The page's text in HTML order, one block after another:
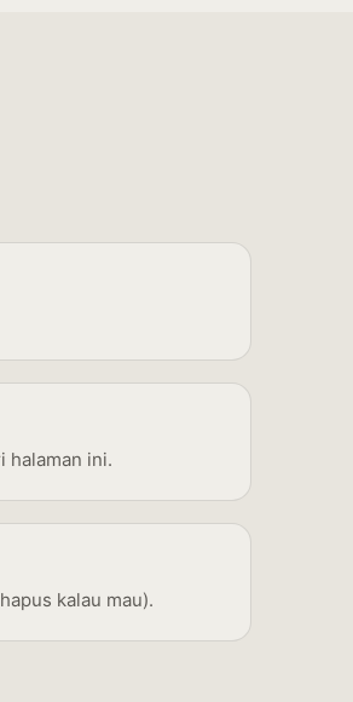
halaman ini.
kalau mau).